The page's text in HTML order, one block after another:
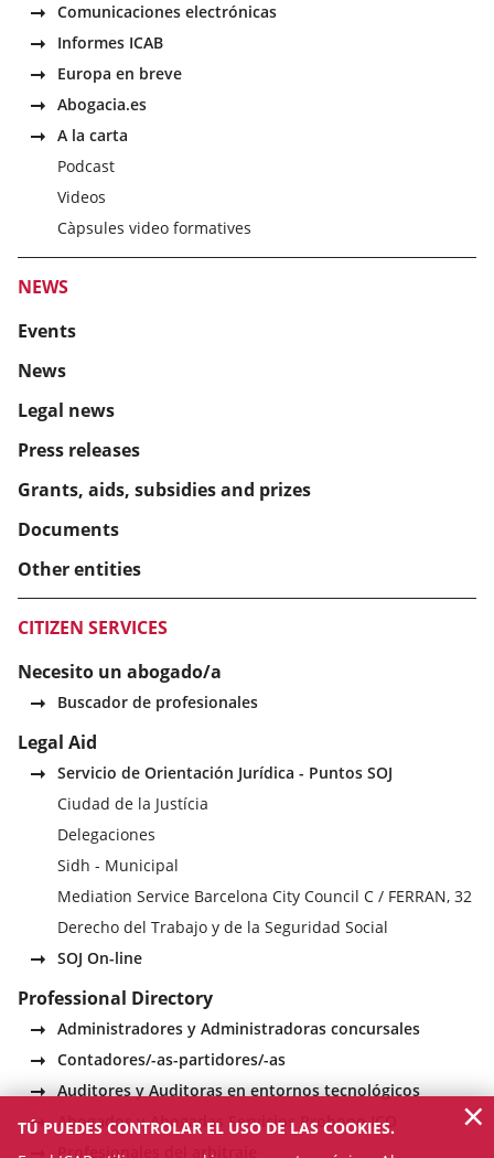
Comunicaciones electrónicas
Informes ICAB
Europa en breve
Abogacia.es
A la carta
Podcast
Videos
Càpsules video formatives
NEWS
Events
News
Legal news
Press releases
Grants, aids, subsidies and prizes
Documents
Other entities
CITIZEN SERVICES
Necesito un abogado/a
Buscador de profesionales
Legal Aid
Servicio de Orientación Jurídica - Puntos SOJ
Ciudad de la Justícia
Delegaciones
Sidh - Municipal
Mediation Service Barcelona City Council C / FERRAN, 32
Derecho del Trabajo y de la Seguridad Social
SOJ On-line
Professional Directory
Administradores y Administradoras concursales
Contadores/-as-partidores/-as
Auditores y Auditoras en entornos tecnológicos
Abogados y Abogadas Servicios Probono ICO
Profesionales del arbitraje
TÚ PUEDES CONTROLAR EL USO DE LAS COOKIES.
×